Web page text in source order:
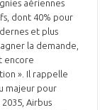
aériennes
dont 40% pour
et plus
la demande,
encore
». Il rappelle
majeur pour
Airbus